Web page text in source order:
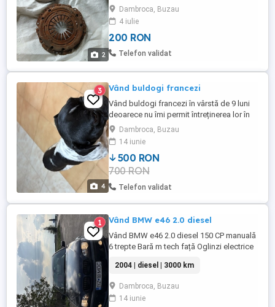
2
telefon, răspund greu la mesaje. plata
Cash după inspectarea produsului. îmi
pare rău, nu trimit prin curierat pentru a
evita posibilele neplăceri. va mulțumesc.
Dambroca, Buzau
4 iulie
200 RON
Telefon validat
4
3 Vând buldogi francezi
Vând buldogi francezi în vârstă de 9 luni
deoarece nu îmi permit întreținerea lor în
totalitate așa cum ar trebui și probabil așa
cum ar face-o cineva care poate să vadă
acest anunț.Unul dintre ei trebuie și îngrijit
la ochișori iar din nou,nu îmi permit lucrul
acesta Ambii cățeluși sunt foarte
jucăuși,drăguți,amuzanți ...
Dambroca, Buzau
14 iunie
500 RON
700 RON
Telefon validat
1 Vând BMW e46 2.0 diesel
Vând BMW e46 2.0 diesel 150 CP manuală
6 trepte Bară m tech față Oglinzi electrice
piele Jante r16 Grile duble Pilot automat
Consum între 4.5-6.0 Mașina este în stare
perfectă de funcționare,trage exemplar de
bine,este confortabilă și mai ales foarte
2004 | diesel | 3000 km
Dambroca, Buzau
14 iunie